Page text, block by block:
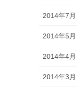
2014年7月
2014年5月
2014年4月
2014年3月